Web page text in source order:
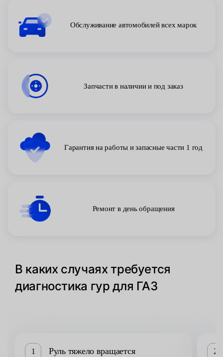
Обслуживание автомобилей всех марок
Запчасти в наличии и под заказ
Гарантия на работы и запасные части 1 год
Ремонт в день обращения
В каких случаях требуется
диагностика гур для ГАЗ
1 Руль тяжело вращается 2